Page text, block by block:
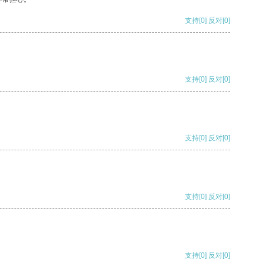
支持[0] 反对[0]
支持[0] 反对[0]
支持[0] 反对[0]
支持[0] 反对[0]
支持[0] 反对[0]